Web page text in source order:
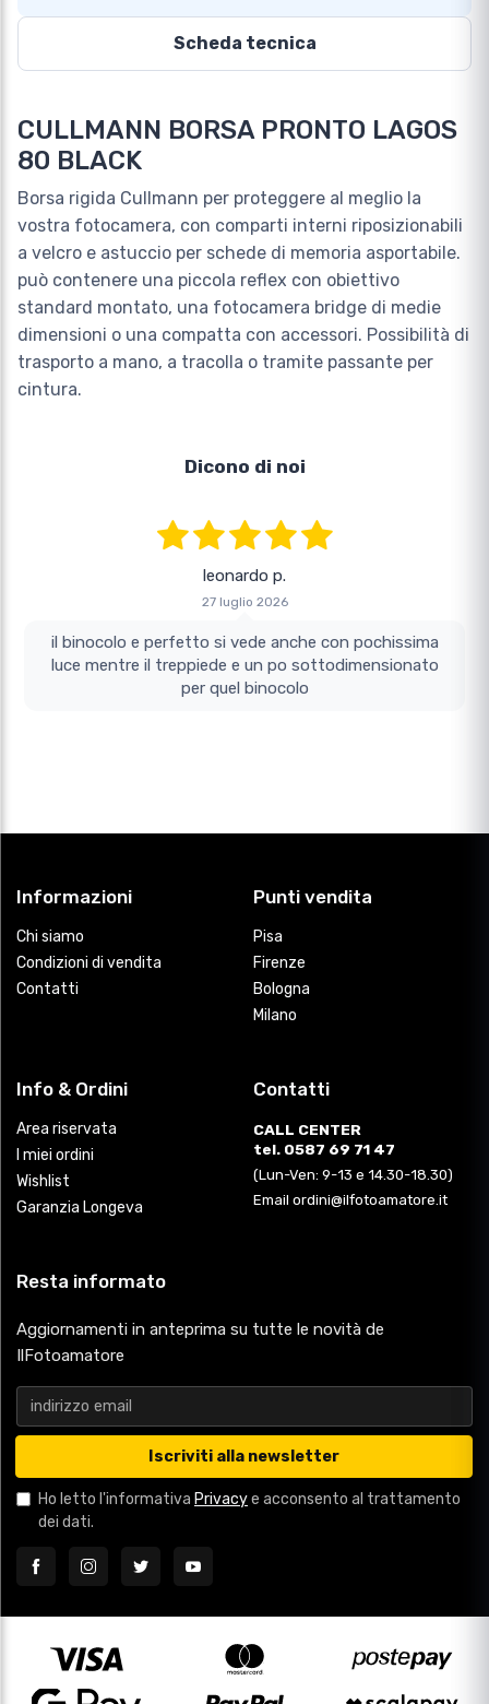
Scheda tecnica
CULLMANN BORSA PRONTO LAGOS
80 BLACK
Borsa rigida Cullmann per proteggere al meglio la
vostra fotocamera, con comparti interni riposizionabili
a velcro e astuccio per schede di memoria asportabile.
può contenere una piccola reflex con obiettivo
standard montato, una fotocamera bridge di medie
dimensioni o una compatta con accessori. Possibilità di
trasporto a mano, a tracolla o tramite passante per
cintura.
Dicono di noi
leonardo p.
27 luglio 2026
il binocolo e perfetto si vede anche con pochissima
luce mentre il treppiede e un po sottodimensionato
per quel binocolo
Informazioni
Chi siamo
Condizioni di vendita
Contatti
Punti vendita
Pisa
Firenze
Bologna
Milano
Info & Ordini
Area riservata
I miei ordini
Wishlist
Garanzia Longeva
Contatti
CALL CENTER
tel. 0587 69 71 47
(Lun-Ven: 9-13 e 14.30-18.30)
Email ordini@ilfotoamatore.it
Resta informato
Aggiornamenti in anteprima su tutte le novità de
IlFotoamatore
Iscriviti alla newsletter
Ho letto l'informativa Privacye acconsento al trattamento
dei dati.